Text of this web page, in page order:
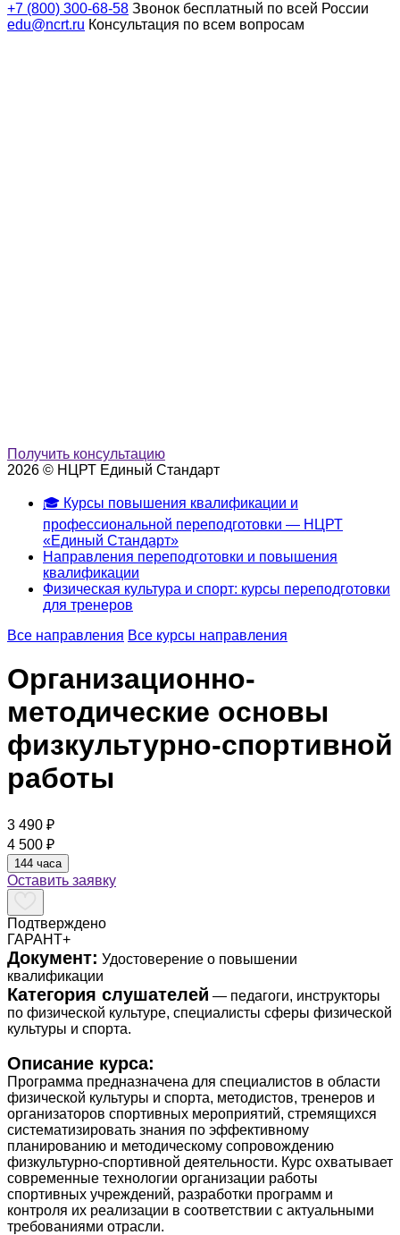
+7 (800) 300-68-58 Звонок бесплатный по всей России
edu@ncrt.ru Консультация по всем вопросам
Получить консультацию
2026 © НЦРТ Единый Стандарт
🎓 Курсы повышения квалификации и
профессиональной переподготовки — НЦРТ
«Единый Стандарт»
Направления переподготовки и повышения
квалификации
Физическая культура и спорт: курсы переподготовки
для тренеров
Все направления Все курсы направления
Организационно-
методические основы
физкультурно-спортивной
работы
3 490 ₽
4 500 ₽
144 часа
Оставить заявку
Подтверждено
ГАРАНТ+
Документ: Удостоверение о повышении
квалификации
Категория слушателей — педагоги, инструкторы
по физической культуре, специалисты сферы физической
культуры и спорта.
Описание курса:
Программа предназначена для специалистов в области
физической культуры и спорта, методистов, тренеров и
организаторов спортивных мероприятий, стремящихся
систематизировать знания по эффективному
планированию и методическому сопровождению
физкультурно-спортивной деятельности. Курс охватывает
современные технологии организации работы
спортивных учреждений, разработки программ и
контроля их реализации в соответствии с актуальными
требованиями отрасли.